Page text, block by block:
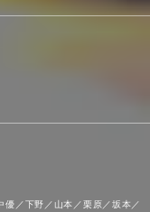
／下野／山本／栗原／坂本／